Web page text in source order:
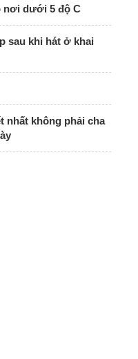
nơi dưới 5 độ C
sau khi hát ở khai
không phải cha